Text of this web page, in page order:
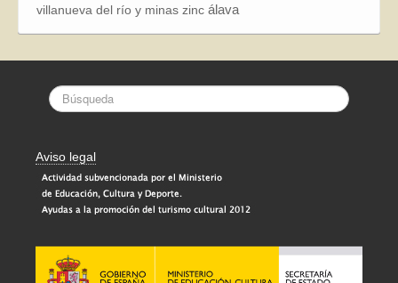
villanueva del río y minas zinc álava
Aviso legal